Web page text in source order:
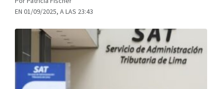
EN 01/09/2025, A LAS 23:43